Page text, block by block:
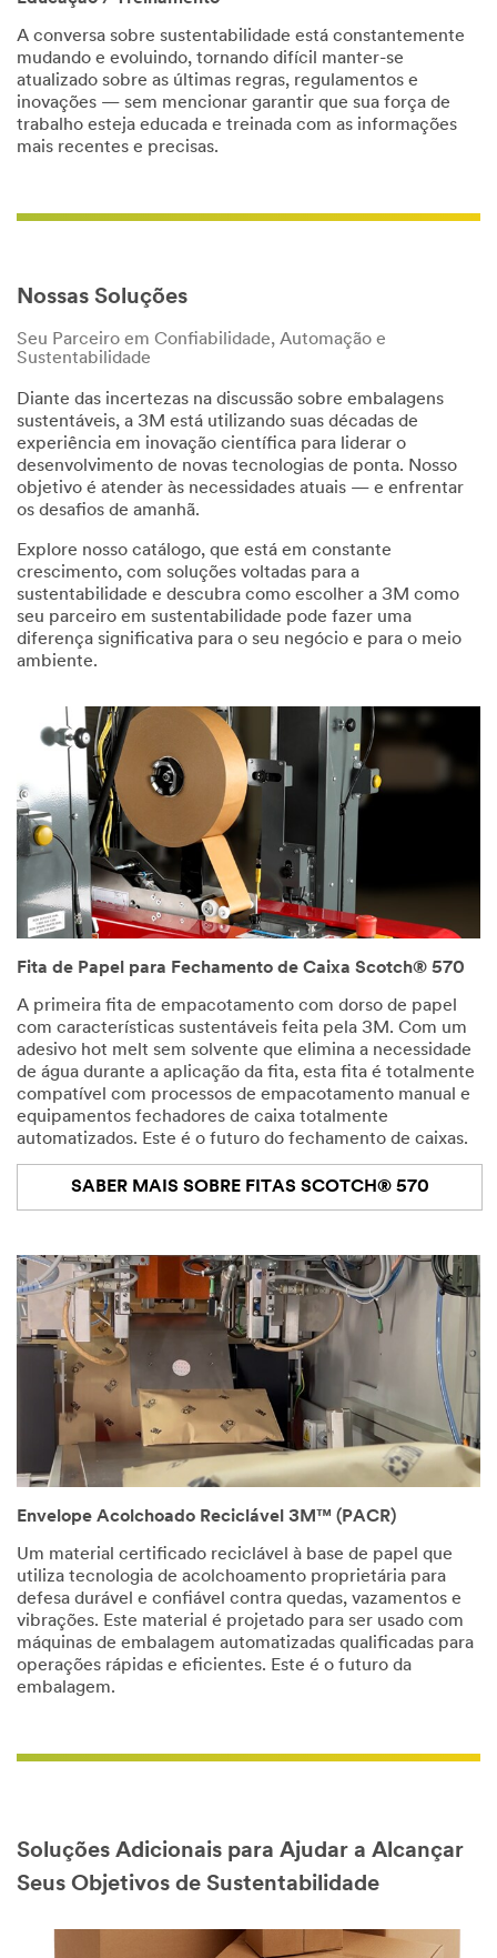
A conversa sobre sustentabilidade está constantemente
mudando e evoluindo, tornando difícil manter-se
atualizado sobre as últimas regras, regulamentos e
inovações — sem mencionar garantir que sua força de
trabalho esteja educada e treinada com as informações
mais recentes e precisas.
Nossas Soluções
Seu Parceiro em Confiabilidade, Automação e
Sustentabilidade
Diante das incertezas na discussão sobre embalagens
sustentáveis, a 3M está utilizando suas décadas de
experiência em inovação científica para liderar o
desenvolvimento de novas tecnologias de ponta. Nosso
objetivo é atender às necessidades atuais — e enfrentar
os desafios de amanhã.
Explore nosso catálogo, que está em constante
crescimento, com soluções voltadas para a
sustentabilidade e descubra como escolher a 3M como
seu parceiro em sustentabilidade pode fazer uma
diferença significativa para o seu negócio e para o meio
ambiente.
Fita de Papel para Fechamento de Caixa Scotch® 570
A primeira fita de empacotamento com dorso de papel
com características sustentáveis feita pela 3M. Com um
adesivo hot melt sem solvente que elimina a necessidade
de água durante a aplicação da fita, esta fita é totalmente
compatível com processos de empacotamento manual e
equipamentos fechadores de caixa totalmente
automatizados. Este é o futuro do fechamento de caixas.
SABER MAIS SOBRE FITAS SCOTCH® 570
Envelope Acolchoado Reciclável 3M™ (PACR)
Um material certificado reciclável à base de papel que
utiliza tecnologia de acolchoamento proprietária para
defesa durável e confiável contra quedas, vazamentos e
vibrações. Este material é projetado para ser usado com
máquinas de embalagem automatizadas qualificadas para
operações rápidas e eficientes. Este é o futuro da
embalagem.
Soluções Adicionais para Ajudar a Alcançar
Seus Objetivos de Sustentabilidade